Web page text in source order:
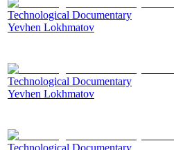
Technological Documentary
Yevhen Lokhmatov
Technological Documentary
Yevhen Lokhmatov
Technological Documentary